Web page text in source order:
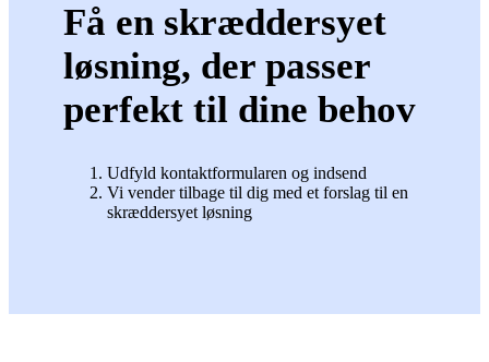
Få en skræddersyet
løsning, der passer
perfekt til dine behov
Udfyld kontaktformularen og indsend
Vi vender tilbage til dig med et forslag til en
skræddersyet løsning